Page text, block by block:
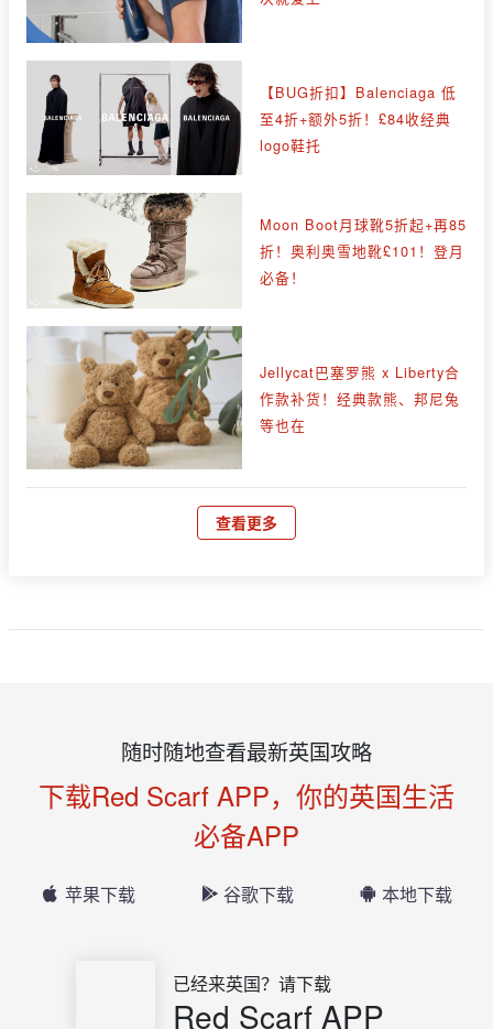
【BUG折扣】Balenciaga 低
至4折+额外5折！£84收经典
logo鞋托
Moon Boot月球靴5折起+再85
折！奥利奥雪地靴£101！登月
必备！
Jellycat巴塞罗熊 x Liberty合
作款补货！经典款熊、邦尼兔
等也在
查看更多
随时随地查看最新英国攻略
下载Red Scarf APP，你的英国生活
必备APP
苹果下载 谷歌下载 本地下载
已经来英国？请下载
Red Scarf APP